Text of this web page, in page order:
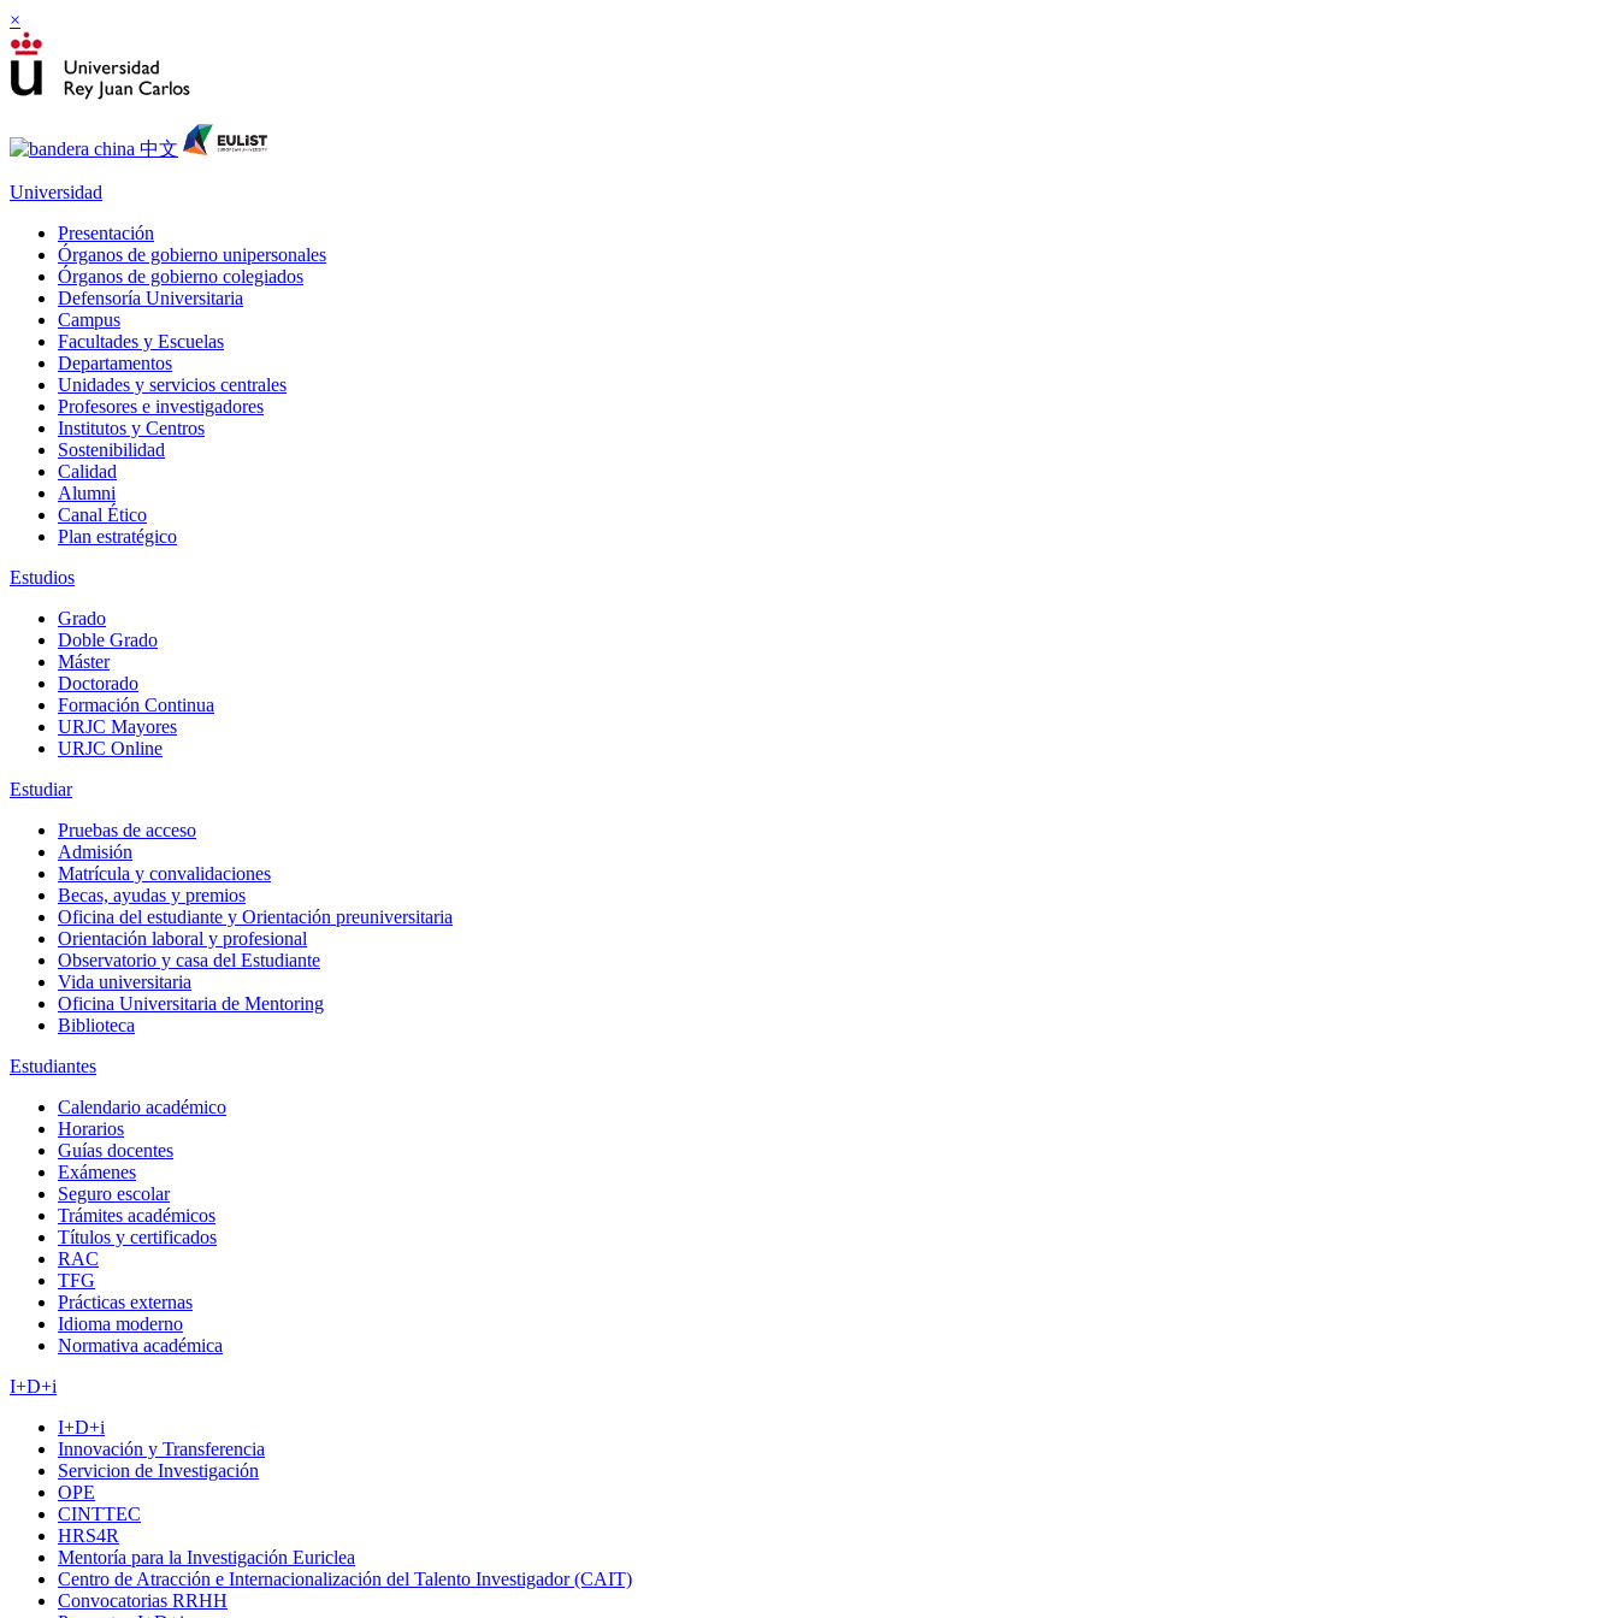
×
Universidad
Presentación
Órganos de gobierno unipersonales
Órganos de gobierno colegiados
Defensoría Universitaria
Campus
Facultades y Escuelas
Departamentos
Unidades y servicios centrales
Profesores e investigadores
Institutos y Centros
Sostenibilidad
Calidad
Alumni
Canal Ético
Plan estratégico
Estudios
Grado
Doble Grado
Máster
Doctorado
Formación Continua
URJC Mayores
URJC Online
Estudiar
Pruebas de acceso
Admisión
Matrícula y convalidaciones
Becas, ayudas y premios
Oficina del estudiante y Orientación preuniversitaria
Orientación laboral y profesional
Observatorio y casa del Estudiante
Vida universitaria
Oficina Universitaria de Mentoring
Biblioteca
Estudiantes
Calendario académico
Horarios
Guías docentes
Exámenes
Seguro escolar
Trámites académicos
Títulos y certificados
RAC
TFG
Prácticas externas
Idioma moderno
Normativa académica
I+D+i
I+D+i
Innovación y Transferencia
Servicion de Investigación
OPE
CINTTEC
HRS4R
Mentoría para la Investigación Euriclea
Centro de Atracción e Internacionalización del Talento Investigador (CAIT)
Convocatorias RRHH